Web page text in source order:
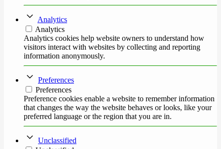
Analytics
Analytics
Analytics cookies help website owners to understand how
visitors interact with websites by collecting and reporting
information anonymously.
Preferences
Preferences
Preference cookies enable a website to remember information
that changes the way the website behaves or looks, like your
preferred language or the region that you are in.
Unclassified